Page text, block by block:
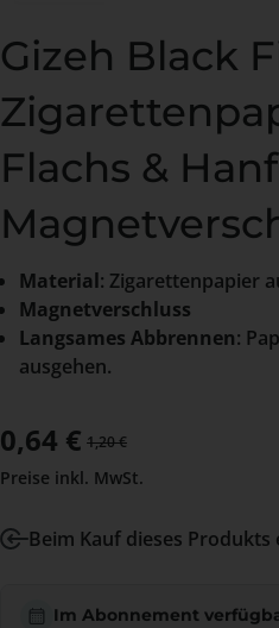
Gizeh Black
Flachs &
Material: Zigarettenpapier
Magnetverschluss
Langsames Abbrennen:
ausgehen.
Verkaufspreis:
0,64 € Regulärer Preis:
1,20 €
Preise inkl. MwSt.
Beim Kauf dieses Produkts
Im Abonnement